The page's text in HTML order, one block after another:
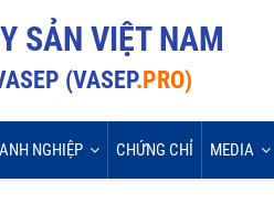
SẢN VIỆT NAM
(VASEP.PRO)
NGHIỆP CHỨNG CHỈ MEDIA